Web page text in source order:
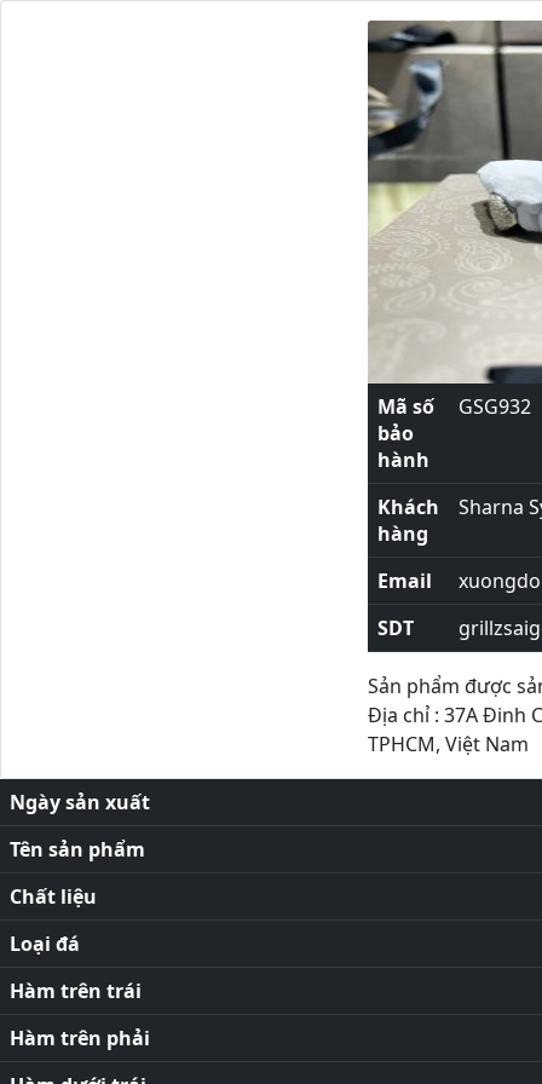
Mã số
bảo
hành
GSG932
Khách
hàng
Sharna
Email
SDT
Sản phẩm được
Địa chỉ : 37A Đinh
TPHCM, Việt Nam
Ngày sản xuất
Tên sản phẩm
Chất liệu
Loại đá
Hàm trên trái
Hàm trên phải